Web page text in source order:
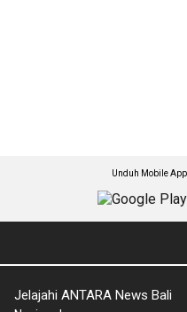
Unduh Mobile
Jelajahi ANTARA News Bali